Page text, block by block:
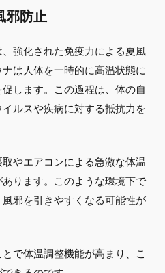
邪防止
強化された免疫力による夏風
は人体を一時的に高温状態に
促します。この過程は、体の自
ルスや疾病に対する抵抗力を
やエアコンによる急激な体温
ります。このような環境下で
邪を引きやすくなる可能性が
で体温調整機能が高まり、こ